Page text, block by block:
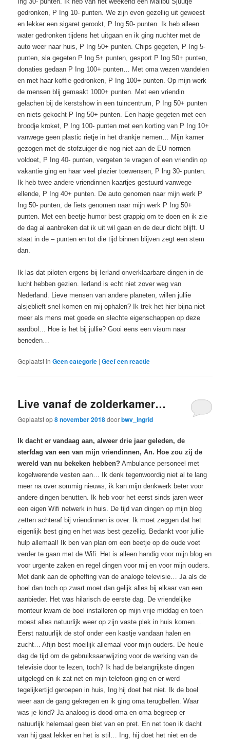
gedronken, P Ing 10- punten. We zijn even gezellig uit geweest
en lekker een sigaret gerookt, P Ing 50- punten. Ik heb alleen
water gedronken tijdens het uitgaan en ik ging nuchter met de
auto weer naar huis, P Ing 50+ punten. Chips gegeten, P Ing 5-
punten, sla gegeten P Ing 5+ punten, gesport P Ing 50+ punten,
donaties gedaan P Ing 100+ punten… Met oma wezen wandelen
en met haar koffie gedronken, P Ing 100+ punten. Op mijn werk
de mensen blij gemaakt 1000+ punten. Met een vriendin
gelachen bij de kerstshow in een tuincentrum, P Ing 50+ punten
en niets gekocht P Ing 50+ punten. Een hapje gegeten met een
broodje kroket, P Ing 100- punten met een korting van P Ing 10+
vanwege geen plastic rietje in het drankje nemen… Mijn kamer
gezogen met de stofzuiger die nog niet aan de EU normen
voldoet, P Ing 40- punten, vergeten te vragen of een vriendin op
vakantie ging en haar veel plezier toewensen, P lng 30- punten.
Ik heb twee andere vriendinnen kaartjes gestuurd vanwege
ellende, P Ing 40+ punten. De auto genomen naar mijn werk P
Ing 50- punten, de fiets genomen naar mijn werk P Ing 50+
punten. Met een beetje humor best grappig om te doen en ik zie
de dag al aanbreken dat ik uit wil gaan en de deur dicht blijft. U
staat in de – punten en tot die tijd binnen blijven zegt een stem
dan.
Ik las dat piloten ergens bij Ierland onverklaarbare dingen in de
lucht hebben gezien. Ierland is echt niet zover weg van
Nederland. Lieve mensen van andere planeten, willen jullie
alsjeblieft snel komen en mij ophalen? Ik trek het hier bijna niet
meer als mens met goede en slechte eigenschappen op deze
aardbol… Hoe is het bij jullie? Gooi eens een visum naar
beneden…
Geplaatst in Geen categorie |Geef een reactie
Live vanaf de zolderkamer…
Geplaatst op8 november 2018doorbwv_ingrid
Ik dacht er vandaag aan, alweer drie jaar geleden, de
sterfdag van een van mijn vriendinnen, An. Hoe zou zij de
wereld van nu bekeken hebben? Ambulance personeel met
kogelwerende vesten aan… Ik denk tegenwoordig niet al te lang
meer na over sommig nieuws, ik kan mijn denkwerk beter voor
andere dingen benutten. Ik heb voor het eerst sinds jaren weer
een eigen Wifi netwerk in huis. De tijd van dingen op mijn blog
zetten achteraf bij vriendinnen is over. Ik moet zeggen dat het
eigenlijk best ging en het was best gezellig. Bedankt voor jullie
hulp allemaal! Ik ben van plan om een beetje op de oude voet
verder te gaan met de Wifi. Het is alleen handig voor mijn blog en
voor urgente zaken en regel dingen voor mij en voor mijn ouders.
Met dank aan de opheffing van de analoge televisie… Ja als de
boel dan toch op zwart moet dan gelijk alles bij elkaar van een
aanbieder. Het was hilarisch de eerste dag. De vriendelijke
monteur kwam de boel installeren op mijn vrije middag en toen
moest alles natuurlijk weer op zijn vaste plek in huis komen…
Eerst natuurlijk de stof onder een kastje vandaan halen en
zucht… Afijn best moeilijk allemaal voor mijn ouders. De heule
dag de tijd om de gebruiksaanwijzing voor de werking van de
televisie door te lezen, toch? Ik had de belangrijkste dingen
uitgelegd en ik zat net en mijn telefoon ging en er werd
tegelijkertijd geroepen in huis, Ing hij doet het niet. Ik de boel
weer aan de gang gekregen en ik ging oma terugbellen. Waar
was je kind? Ja analoog is dood oma en oma begreep er
natuurlijk helemaal geen biet van en pret. En net toen ik dacht
van hij gaat lekker en het is stil… Ing, hij doet het niet en de